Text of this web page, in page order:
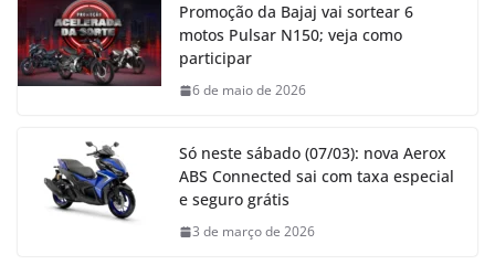
Promoção da Bajaj vai sortear 6
motos Pulsar N150; veja como
participar
6 de maio de 2026
Só neste sábado (07/03): nova Aerox
ABS Connected sai com taxa especial
e seguro grátis
3 de março de 2026